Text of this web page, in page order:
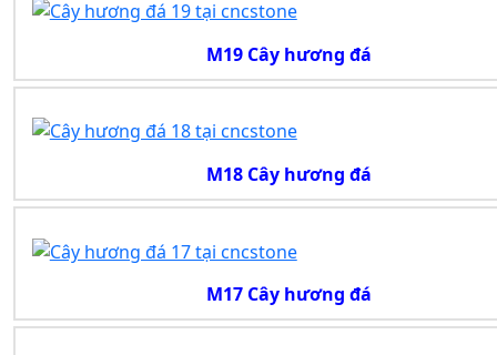
M19 Cây hương đá
M18 Cây hương đá
M17 Cây hương đá